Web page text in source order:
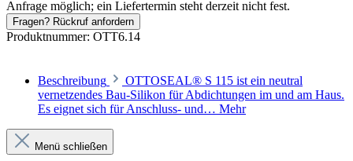
Anfrage möglich; ein Liefertermin steht derzeit nicht fest.
Fragen? Rückruf anfordern
Produktnummer: OTT6.14
Beschreibung
OTTOSEAL® S 115 ist ein neutral
vernetzendes Bau-Silikon für Abdichtungen im und am Haus.
Es eignet sich für Anschluss- und… Mehr
Menü schließen